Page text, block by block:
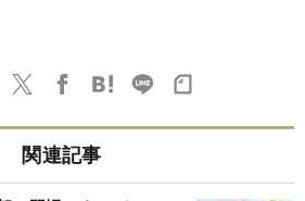
関連記事